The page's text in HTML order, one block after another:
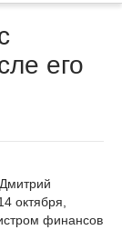
его
октября,
финансов